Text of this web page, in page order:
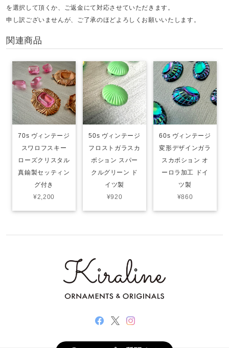
を選択して頂くか、ご返金にて対応させていただきます。
申し訳ございませんが、ご了承のほどよろしくお願いいたします。
関連商品
70s ヴィンテージ
スワロフスキー
ローズクリスタル
真鍮製セッティン
グ付き
¥2,200
50s ヴィンテージ
フロストガラスカ
ボション スパー
クルグリーン ド
イツ製
¥920
60s ヴィンテージ
変形デザインガラ
スカボション オ
ーロラ加工 ドイ
ツ製
¥860